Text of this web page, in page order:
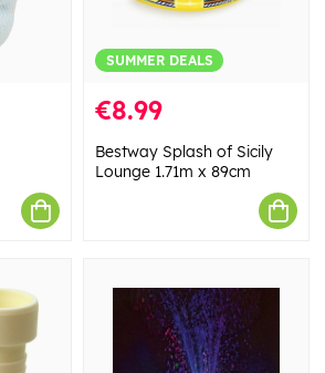
SUMMER DEALS
€8.99
Bestway Splash of Sicily
Lounge 1.71m x 89cm